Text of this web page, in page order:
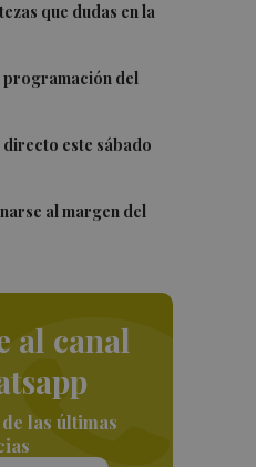
que dudas en la
programación del
este sábado
al margen del
al canal
las últimas